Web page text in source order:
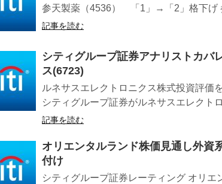
参天製薬（4536） 「1」→「2」格下げ
記事を読む
シティグループ証券アナリストカバ
ス(6723)
ルネサスエレクトロニクス株式投資評価
シティグループ証券がルネサスエレクト
記事を読む
オリエンタルランド株価見通し外
付け
シティグループ証券レーティング オリ